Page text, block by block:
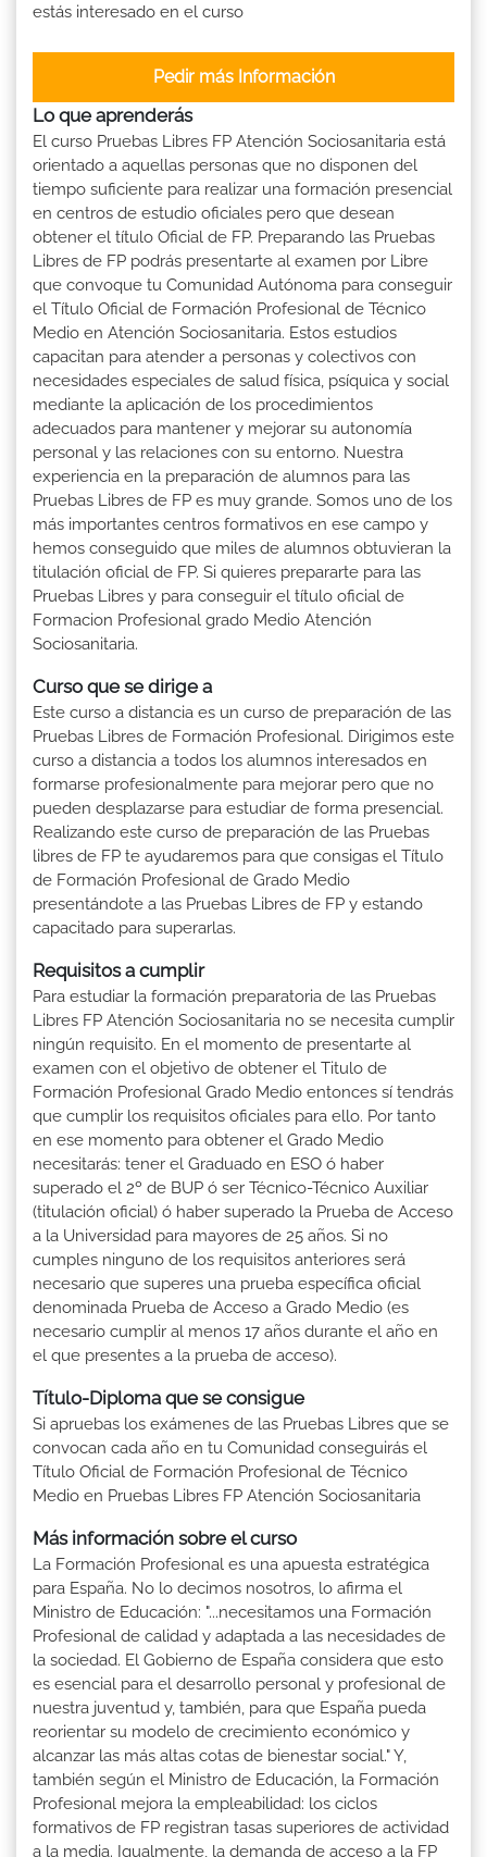
estás interesado en el curso
Pedir más Información
Lo que aprenderás
El curso Pruebas Libres FP Atención Sociosanitaria está
orientado a aquellas personas que no disponen del
tiempo suficiente para realizar una formación presencial
en centros de estudio oficiales pero que desean
obtener el título Oficial de FP. Preparando las Pruebas
Libres de FP podrás presentarte al examen por Libre
que convoque tu Comunidad Autónoma para conseguir
el Título Oficial de Formación Profesional de Técnico
Medio en Atención Sociosanitaria. Estos estudios
capacitan para atender a personas y colectivos con
necesidades especiales de salud física, psíquica y social
mediante la aplicación de los procedimientos
adecuados para mantener y mejorar su autonomía
personal y las relaciones con su entorno. Nuestra
experiencia en la preparación de alumnos para las
Pruebas Libres de FP es muy grande. Somos uno de los
más importantes centros formativos en ese campo y
hemos conseguido que miles de alumnos obtuvieran la
titulación oficial de FP. Si quieres prepararte para las
Pruebas Libres y para conseguir el título oficial de
Formacion Profesional grado Medio Atención
Sociosanitaria.
Curso que se dirige a
Este curso a distancia es un curso de preparación de las
Pruebas Libres de Formación Profesional. Dirigimos este
curso a distancia a todos los alumnos interesados en
formarse profesionalmente para mejorar pero que no
pueden desplazarse para estudiar de forma presencial.
Realizando este curso de preparación de las Pruebas
libres de FP te ayudaremos para que consigas el Título
de Formación Profesional de Grado Medio
presentándote a las Pruebas Libres de FP y estando
capacitado para superarlas.
Requisitos a cumplir
Para estudiar la formación preparatoria de las Pruebas
Libres FP Atención Sociosanitaria no se necesita cumplir
ningún requisito. En el momento de presentarte al
examen con el objetivo de obtener el Titulo de
Formación Profesional Grado Medio entonces sí tendrás
que cumplir los requisitos oficiales para ello. Por tanto
en ese momento para obtener el Grado Medio
necesitarás: tener el Graduado en ESO ó haber
superado el 2º de BUP ó ser Técnico-Técnico Auxiliar
(titulación oficial) ó haber superado la Prueba de Acceso
a la Universidad para mayores de 25 años. Si no
cumples ninguno de los requisitos anteriores será
necesario que superes una prueba específica oficial
denominada Prueba de Acceso a Grado Medio (es
necesario cumplir al menos 17 años durante el año en
el que presentes a la prueba de acceso).
Título-Diploma que se consigue
Si apruebas los exámenes de las Pruebas Libres que se
convocan cada año en tu Comunidad conseguirás el
Título Oficial de Formación Profesional de Técnico
Medio en Pruebas Libres FP Atención Sociosanitaria
Más información sobre el curso
La Formación Profesional es una apuesta estratégica
para España. No lo decimos nosotros, lo afirma el
Ministro de Educación: "...necesitamos una Formación
Profesional de calidad y adaptada a las necesidades de
la sociedad. El Gobierno de España considera que esto
es esencial para el desarrollo personal y profesional de
nuestra juventud y, también, para que España pueda
reorientar su modelo de crecimiento económico y
alcanzar las más altas cotas de bienestar social." Y,
también según el Ministro de Educación, la Formación
Profesional mejora la empleabilidad: los ciclos
formativos de FP registran tasas superiores de actividad
a la media. Igualmente, la demanda de acceso a la FP